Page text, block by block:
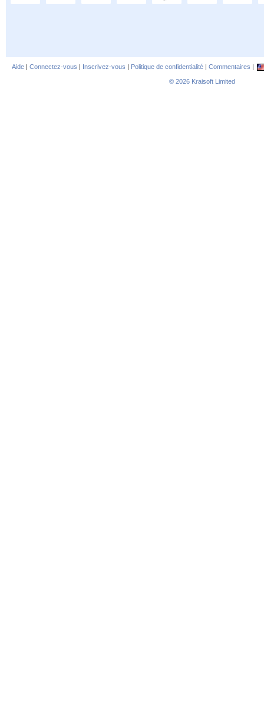
Aide | Connectez-vous | Inscrivez-vous | Politique de confidentialité | Commentaires |
© 2026 Kraisoft Limited